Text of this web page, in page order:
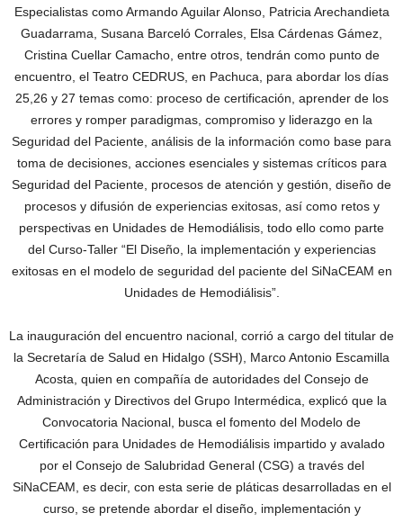
Especialistas como Armando Aguilar Alonso, Patricia Arechandieta
Guadarrama, Susana Barceló Corrales, Elsa Cárdenas Gámez,
Cristina Cuellar Camacho, entre otros, tendrán como punto de
encuentro, el Teatro CEDRUS, en Pachuca, para abordar los días
25,26 y 27 temas como: proceso de certificación, aprender de los
errores y romper paradigmas, compromiso y liderazgo en la
Seguridad del Paciente, análisis de la información como base para
toma de decisiones, acciones esenciales y sistemas críticos para
Seguridad del Paciente, procesos de atención y gestión, diseño de
procesos y difusión de experiencias exitosas, así como retos y
perspectivas en Unidades de Hemodiálisis, todo ello como parte
del Curso-Taller “El Diseño, la implementación y experiencias
exitosas en el modelo de seguridad del paciente del SiNaCEAM en
Unidades de Hemodiálisis”.
La inauguración del encuentro nacional, corrió a cargo del titular de
la Secretaría de Salud en Hidalgo (SSH), Marco Antonio Escamilla
Acosta, quien en compañía de autoridades del Consejo de
Administración y Directivos del Grupo Intermédica, explicó que la
Convocatoria Nacional, busca el fomento del Modelo de
Certificación para Unidades de Hemodiálisis impartido y avalado
por el Consejo de Salubridad General (CSG) a través del
SiNaCEAM, es decir, con esta serie de pláticas desarrolladas en el
curso, se pretende abordar el diseño, implementación y